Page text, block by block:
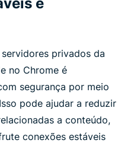
privados da
no Chrome é
segurança por meio
pode ajudar a reduzir
a conteúdo,
conexões estáveis